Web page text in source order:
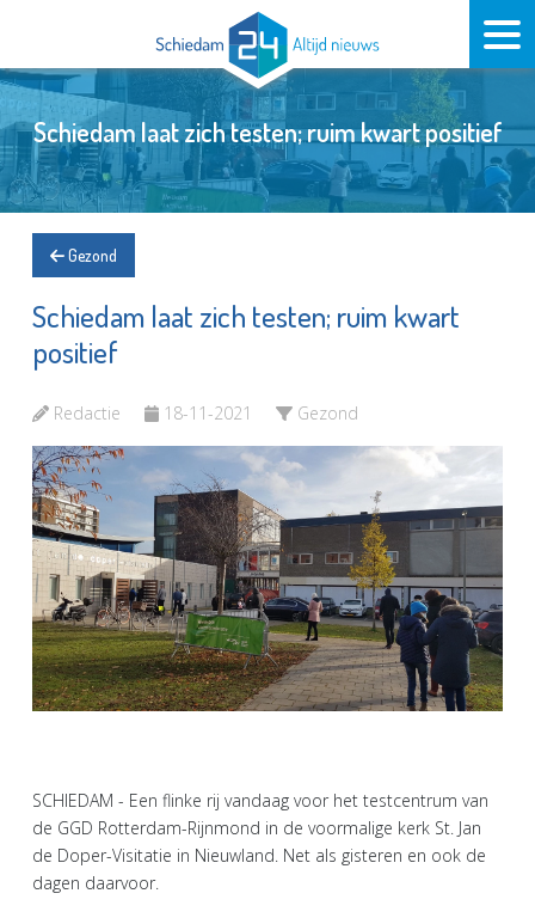
Schiedam laat zich testen; ruim kwart positief
Gezond
Schiedam laat zich testen; ruim kwart
positief
Redactie 18-11-2021 Gezond
SCHIEDAM - Een flinke rij vandaag voor het testcentrum van
de GGD Rotterdam-Rijnmond in de voormalige kerk St. Jan
de Doper-Visitatie in Nieuwland. Net als gisteren en ook de
dagen daarvoor.